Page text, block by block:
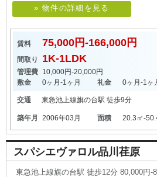
» 物件の詳細を見る
賃料 75,000円-166,000円
間取り 1K-1LDK
管理費 10,000円-20,000円
敷金
0ヶ月-1ヶ月 礼金 0ヶ月-1ヶ
交通 東急池上線旗の台駅 徒歩9分
築年月 2006年03月 面積 20.3㎡-
スパシエヴァロル品川荏原
東急池上線旗の台駅 徒歩12分 80,000円-